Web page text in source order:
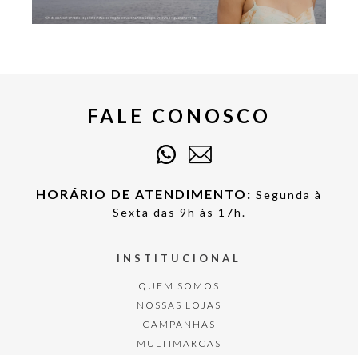
FALE CONOSCO
HORÁRIO DE ATENDIMENTO: Segunda à
Sexta das 9h às 17h.
INSTITUCIONAL
QUEM SOMOS
NOSSAS LOJAS
CAMPANHAS
MULTIMARCAS